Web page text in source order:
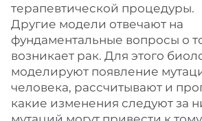
терапевтической процедуры.
Другие модели отвечают на
фундаментальные вопросы о
возникает рак. Для этого
моделируют появление
человека, рассчитывают и
какие изменения следуют за